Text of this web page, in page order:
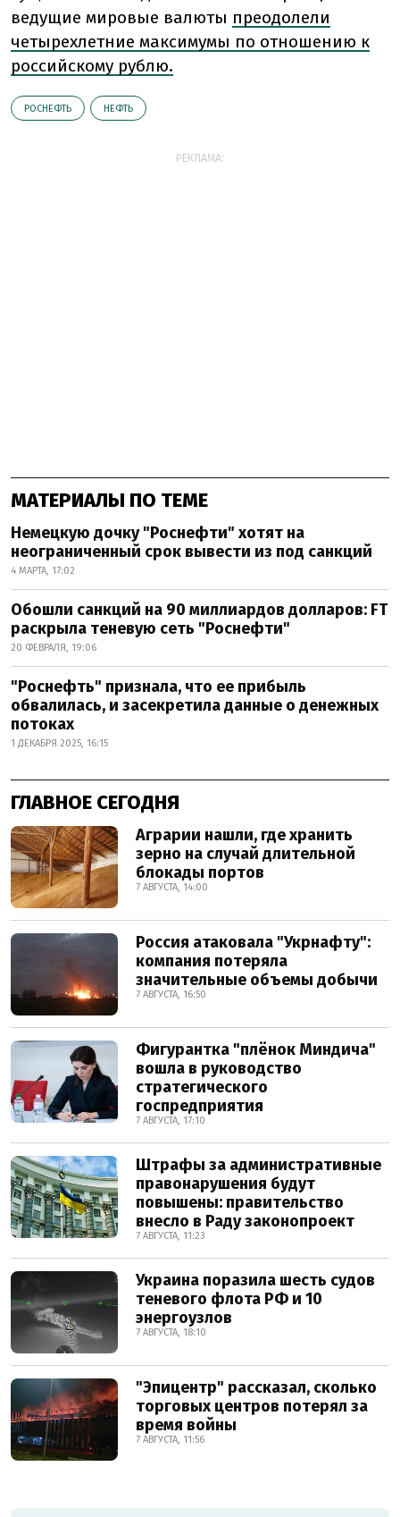
ведущие мировые валюты преодолели
четырехлетние максимумы по отношению к
российскому рублю.
РОСНЕФТЬ НЕФТЬ
РЕКЛАМА:
МАТЕРИАЛЫ ПО ТЕМЕ
Немецкую дочку "Роснефти" хотят на
неограниченный срок вывести из под санкций
4 МАРТА, 17:02
Обошли санкций на 90 миллиардов долларов: FT
раскрыла теневую сеть "Роснефти"
20 ФЕВРАЛЯ, 19:06
"Роснефть" признала, что ее прибыль
обвалилась, и засекретила данные о денежных
потоках
1 ДЕКАБРЯ 2025, 16:15
ГЛАВНОЕ СЕГОДНЯ
Аграрии нашли, где хранить
зерно на случай длительной
блокады портов
7 АВГУСТА, 14:00
Россия атаковала "Укрнафту":
компания потеряла
значительные объемы добычи
7 АВГУСТА, 16:50
Фигурантка "плёнок Миндича"
вошла в руководство
стратегического
госпредприятия
7 АВГУСТА, 17:10
Штрафы за административные
правонарушения будут
повышены: правительство
внесло в Раду законопроект
7 АВГУСТА, 11:23
Украина поразила шесть судов
теневого флота РФ и 10
энергоузлов
7 АВГУСТА, 18:10
"Эпицентр" рассказал, сколько
торговых центров потерял за
время войны
7 АВГУСТА, 11:56